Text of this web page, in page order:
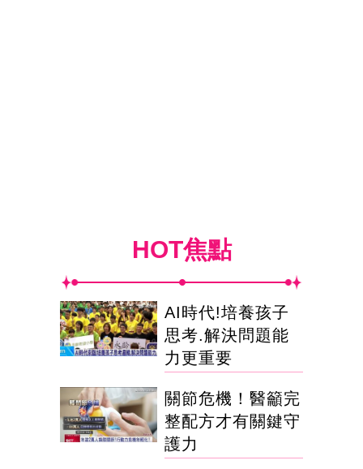
HOT焦點
AI時代!培養孩子
思考.解決問題能
力更重要
關節危機！醫籲完
整配方才有關鍵守
護力